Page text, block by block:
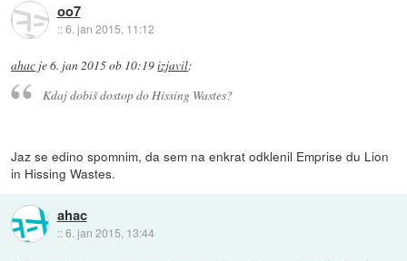
oo7
::6. jan 2015, 11:12
ahac je6. jan 2015 ob 10:19izjavil:
Kdaj dobiš dostop do Hissing Wastes?
Jaz se edino spomnim, da sem na enkrat odklenil Emprise du Lion
in Hissing Wastes.
ahac
::6. jan 2015, 13:44